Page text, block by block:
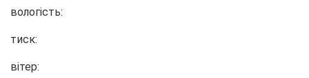
вологість:
тиск:
вітер: